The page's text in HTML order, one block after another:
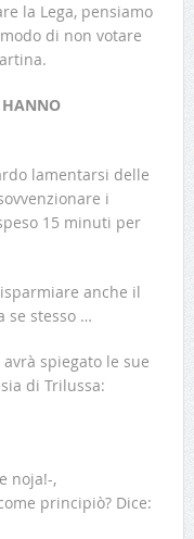
la Lega, pensiamo
di non votare
HANNO
lamentarsi delle
i
15 minuti per
anche il
se stesso …
spiegato le sue
di Trilussa:
noja!-,
principiò? Dice: